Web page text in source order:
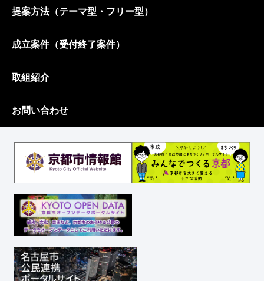
提案方法（テーマ型・フリー型）
成立案件（受付終了案件）
取組紹介
お問い合わせ